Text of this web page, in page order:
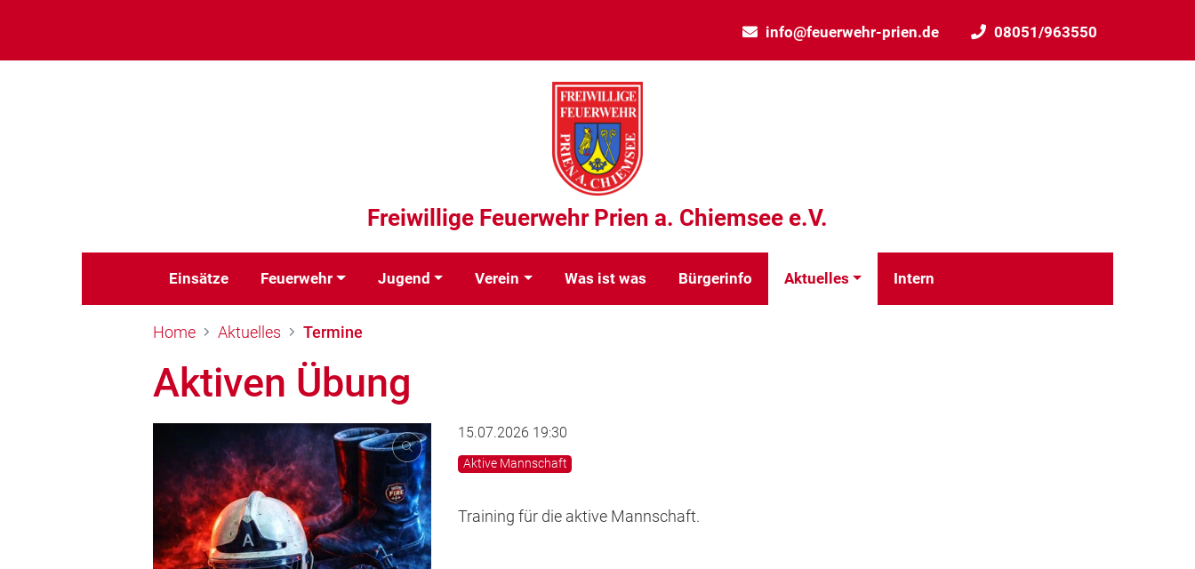
info@feuerwehr-prien.de 08051/963550
Freiwillige Feuerwehr Prien a. Chiemsee e.V.
Einsätze Feuerwehr Jugend Verein Was ist was Bürgerinfo Aktuelles Intern
Home Aktuelles Termine
Aktiven Übung
15.07.2026 19:30
Aktive Mannschaft
Training für die aktive Mannschaft.